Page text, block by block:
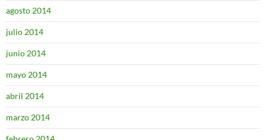
agosto 2014
julio 2014
junio 2014
mayo 2014
abril 2014
marzo 2014